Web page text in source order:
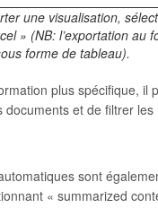
une visualisation,
» (NB: l’exportation au
forme de tableau).
plus spécifique, il
et de filtrer
sont
« summarized